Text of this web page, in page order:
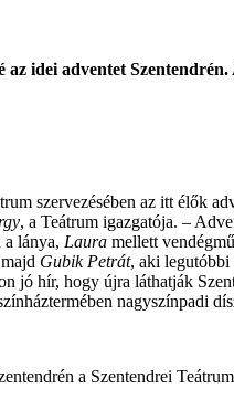
idei adventet
szervezésében az itt élők
, a Teátrum igazgatója. –
a lánya, Laura mellett
Gubik Petrát, aki legutóbbi
jó hír, hogy újra láthatják
nagyszínpadi
a Szentendrei